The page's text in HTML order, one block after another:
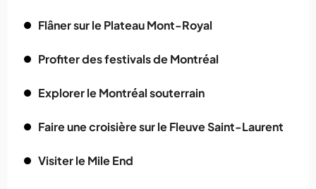
Flâner sur le Plateau Mont-Royal
Profiter des festivals de Montréal
Explorer le Montréal souterrain
Faire une croisière sur le Fleuve Saint-Laurent
Visiter le Mile End